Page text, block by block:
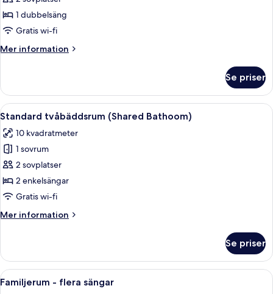
dubbelrum
-
dubbelsäng
1 dubbelsäng
Gratis wi-fi
Mer information
Mer
dubbelrum
1
(Shared
Bathoom)
Se priser
Öppna
alla
foton
för
Standard
tvåbäddsrum
(Shared
En säng med vita sängkläder, en
6
Standard tvåbäddsrum (Shared Bathoom)
10 kvadratmeter
1 sovrum
2 sovplatser
2 enkelsängar
Gratis wi-fi
Mer information
Mer
tvåbäddsrum
(Shared
Bathoom)
Se priser
Öppna
alla
Ett sovrum med en säng, en stol,
8
Familjerum - flera sängar